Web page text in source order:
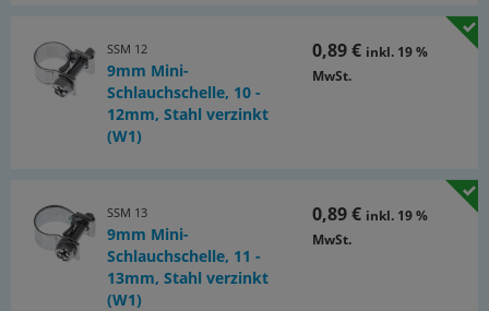
SSM 12
9mm Mini-
Schlauchschelle, 10 -
12mm, Stahl verzinkt
(W1)
0,89 € inkl. 19 %
MwSt.
SSM 13
9mm Mini-
Schlauchschelle, 11 -
13mm, Stahl verzinkt
(W1)
0,89 € inkl. 19 %
MwSt.